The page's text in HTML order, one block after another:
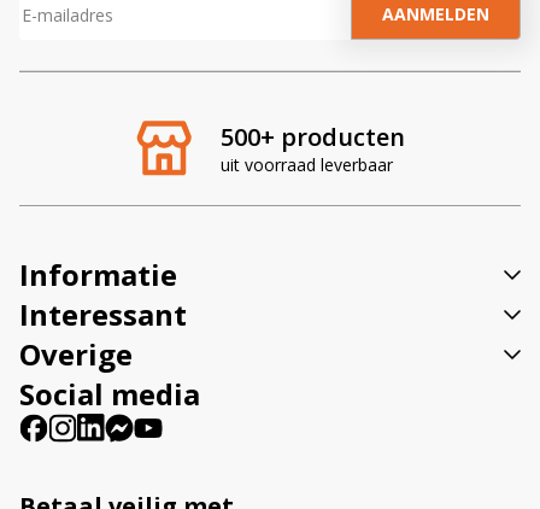
500+ producten
uit voorraad leverbaar
A
t
:
Informatie
Interessant
Overige
Social media